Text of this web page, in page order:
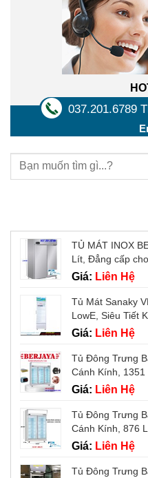
037.201.6789
TỦ MÁT INOX
Lít, Đẳng cấp
Giá: Liên Hệ
Tủ Mát Sanaky
LowE, Siêu Tiết
Giá: Liên Hệ
Tủ Đông Trưng
Cánh Kính,
Giá: Liên Hệ
Tủ Đông Trưng
Cánh Kính, 876
Giá: Liên Hệ
Tủ Đông Trưng